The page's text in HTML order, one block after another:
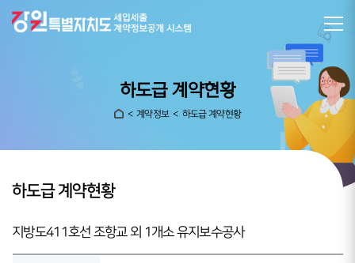
하도급 계약현황
계약정보 하도급 계약현황
하도급 계약현황
지방도411호선 조항교 외 1개소 유지보수공사